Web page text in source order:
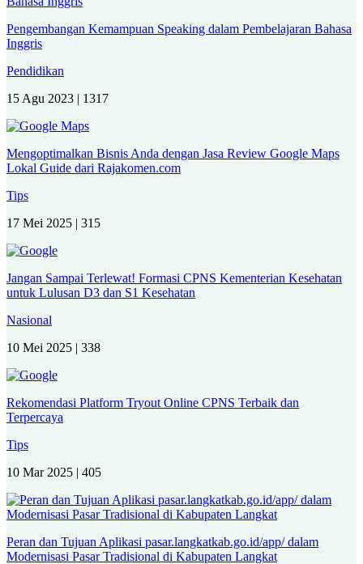
Pengembangan Kemampuan Speaking dalam Pembelajaran Bahasa
Inggris
Pendidikan
15 Agu 2023 | 1317
Mengoptimalkan Bisnis Anda dengan Jasa Review Google Maps
Lokal Guide dari Rajakomen.com
Tips
17 Mei 2025 | 315
Jangan Sampai Terlewat! Formasi CPNS Kementerian Kesehatan
untuk Lulusan D3 dan S1 Kesehatan
Nasional
10 Mei 2025 | 338
Rekomendasi Platform Tryout Online CPNS Terbaik dan
Terpercaya
Tips
10 Mar 2025 | 405
Peran dan Tujuan Aplikasi pasar.langkatkab.go.id/app/ dalam
Modernisasi Pasar Tradisional di Kabupaten Langkat